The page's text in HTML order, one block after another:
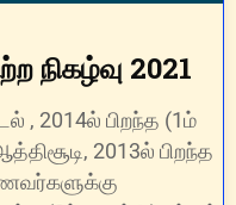
நிகழ்வு 2021
, 2014ல் பிறந்த (1ம்
2013ல் பிறந்த